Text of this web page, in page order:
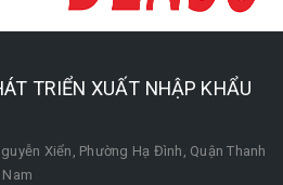
TRIỂN XUẤT NHẬP KHẨU
Xiển, Phường Hạ Đình, Quận Thanh